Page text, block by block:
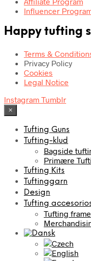
Influencer
Happy tufting
Terms &
Privacy Policy
Cookies
Legal Notice
Instagram Tumblr
×
Tufting Guns
Tufting-klud
Bagside
Primære
Tufting Kits
Tuftinggarn
Design
Tufting
Tufting frame